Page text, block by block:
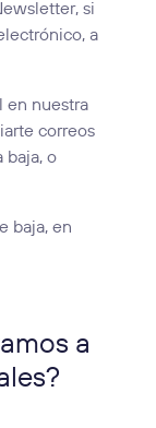
si
a
en nuestra
correos
baja, o
baja, en
a